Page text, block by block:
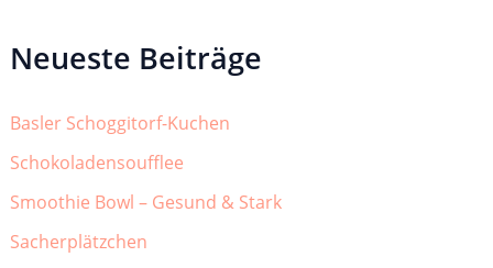
Neueste Beiträge
Basler Schoggitorf-Kuchen
Schokoladensoufflee
Smoothie Bowl – Gesund & Stark
Sacherplätzchen